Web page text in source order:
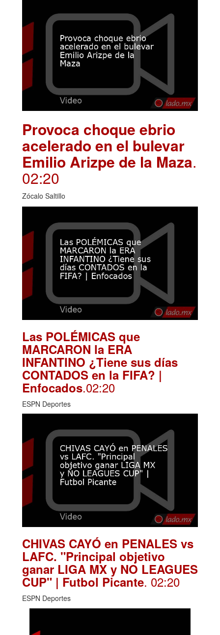
Provoca choque ebrio
acelerado en el bulevar
Emilio Arizpe de la Maza.
02:20
Zócalo Saltillo
Las POLÉMICAS que
MARCARON la ERA
INFANTINO ¿Tiene sus días
CONTADOS en la FIFA? |
Enfocados.02:20
ESPN Deportes
CHIVAS CAYÓ en PENALES vs
LAFC. "Principal objetivo
ganar LIGA MX y NO LEAGUES
CUP" | Futbol Picante. 02:20
ESPN Deportes